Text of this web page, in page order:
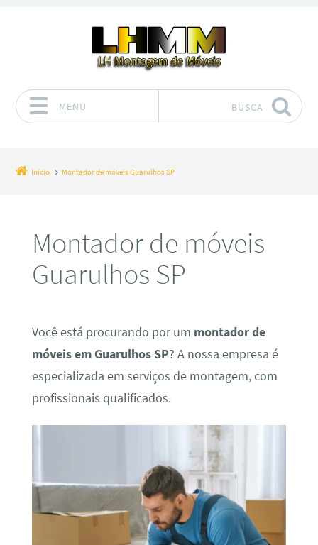
MENU BUSCA
Início Montador de móveis Guarulhos SP
Montador de móveis
Guarulhos SP
Você está procurando por um montador de
móveis em Guarulhos SP? A nossa empresa é
especializada em serviços de montagem, com
profissionais qualificados.